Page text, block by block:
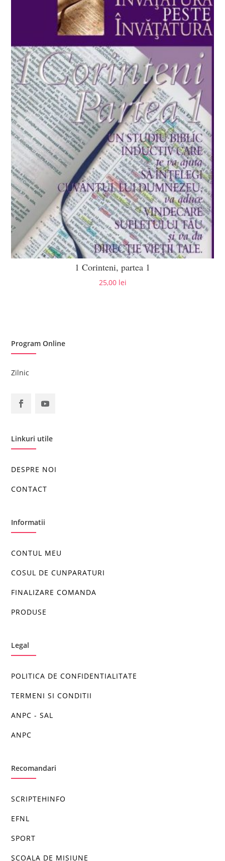
1 Corinteni, partea 1
25,00 lei
Program Online
Zilnic
Linkuri utile
DESPRE NOI
CONTACT
Informatii
CONTUL MEU
COSUL DE CUNPARATURI
FINALIZARE COMANDA
PRODUSE
Legal
POLITICA DE CONFIDENTIALITATE
TERMENI SI CONDITII
ANPC - SAL
ANPC
Recomandari
SCRIPTEHINFO
EFNL
SPORT
ȘCOALA DE MISIUNE